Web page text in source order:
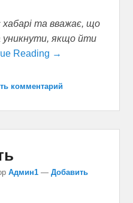
та вважає, що
уникнути, якщо йти
Reading →
комментарий
Админ1 — Добавить